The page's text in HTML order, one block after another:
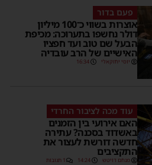
פעם בדור
אוצרות בשווי כ־100 מיליון
דולר נחשפו בתערוכה: מכיפת
הבעל שם טוב ועד חפציו
האישיים של הרב עובדיה
יוסי יחזקאלי 16:34
עוד מכה לציבור החרדי
האם אירועי בין הזמנים
באשדוד בסכנה? עתירה
חדשה דורשת לעצור את
התקציבים
מנחם דויטש 14:24 1 תגובות